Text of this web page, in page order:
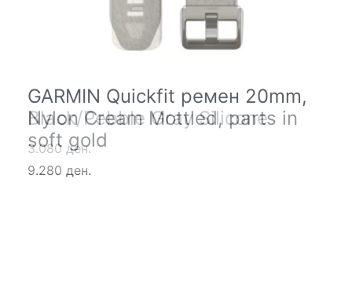
GARMIN Quickfit ремен 20mm,
Black/Pebble Gray Silicone
3.080 ден.
GARMIN Quickfit ремен 20mm,
Nylon Cream Mottled, parts in
soft gold
9.280 ден.